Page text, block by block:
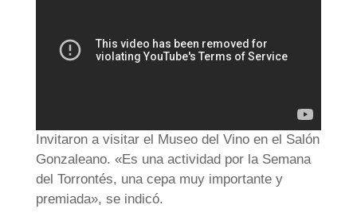
Invitaron a visitar el Museo del Vino en el Salón
Gonzaleano. «Es una actividad por la Semana
del Torrontés, una cepa muy importante y
premiada», se indicó.